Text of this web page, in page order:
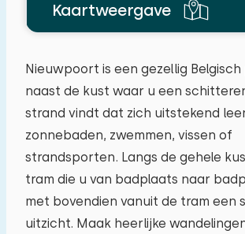
Kaartweergave
Nieuwpoort is een gezellig
naast de kust waar u een
strand vindt dat zich uitstekend
zonnebaden, zwemmen, vissen of
strandsporten. Langs de gehele
tram die u van badplaats naar
met bovendien vanuit de tram een
uitzicht. Maak heerlijke